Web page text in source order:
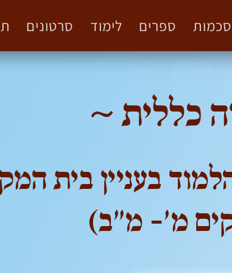
ספרים לימוד סרטונים
כללית ~
בעניין בית
מ'- מ"ב)